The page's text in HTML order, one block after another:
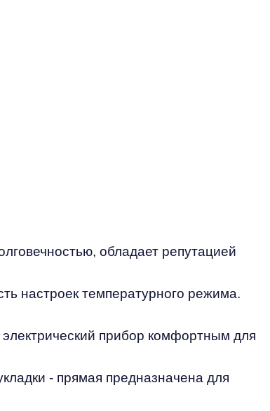
обладает репутацией
настроек температурного режима.
электрический прибор комфортным для
- прямая предназначена для